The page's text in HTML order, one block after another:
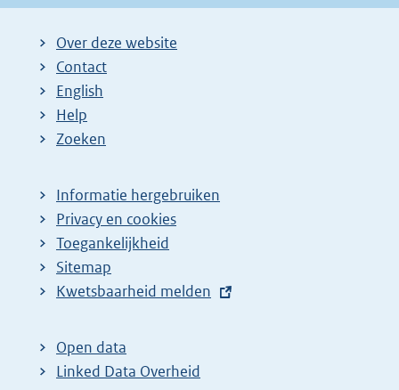
Over deze website
Contact
English
Help
Zoeken
Informatie hergebruiken
Privacy en cookies
Toegankelijkheid
Sitemap
E
t
e
Kwetsbaarheid melden
Open data
Linked Data Overheid